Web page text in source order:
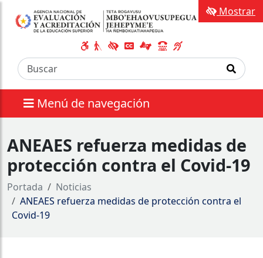
Menú de navegación
Mostrar
ANEAES refuerza medidas de
protección contra el Covid-19
Portada
Noticias
ANEAES refuerza medidas de protección contra el
Covid-19